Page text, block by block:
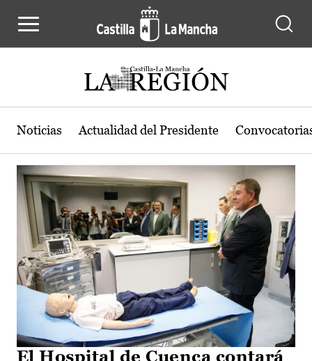
Actualidad de la región de Castilla-
Noticias Actualidad del Presidente
El Hospital de Cuenca contará